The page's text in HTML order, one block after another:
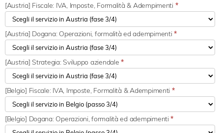
[Austria] Fiscale: IVA, Imposte, Formalità & Adempimenti *
[Austria] Dogana: Operazioni, formalità ed adempimenti*
[Austria] Strategia: Sviluppo aziendale*
[Belgio] Fiscale: IVA, Imposte, Formalità & Adempimenti *
[Belgio] Dogana: Operazioni, formalità ed adempimenti*